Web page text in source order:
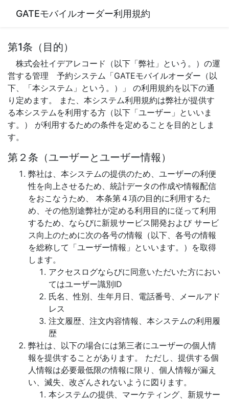
GATEモバイルオーダー利用規約
第1条（目的）
株式会社イデアレコード（以下「弊社」という。）の運
営する管理 予約システム「GATEモバイルオーダー（以
下、「本システム」という。）」 の利用規約を以下の通
り定めます。 また、本システム利用規約は弊社が提供す
る本システムを利用する方（以下「ユーザー」といいま
す。） が利用するための条件を定めることを目的としま
す。
第２条（ユーザーとユーザー情報）
弊社は、本システムの提供のため、ユーザーの利便
性を向上させるため、統計データの作成や情報配信
をおこなうため、 本条第４項の目的に利用するた
め、その他別途弊社が定める利用目的に従って利用
するため、ならびに新規サービス開発および サービ
ス向上のために次の各号の情報（以下、各号の情報
を総称して「ユーザー情報」といいます。）を取得
します。
アクセスログならびに同意いただいた方におい
てはユーザー識別ID
氏名、性別、生年月日、電話番号、メールアド
レス
注文履歴、注文内容情報、本システムの利用履
歴
弊社は、以下の場合には第三者にユーザーの個人情
報を提供することがあります。 ただし、提供する個
人情報は必要最低限の情報に限り、個人情報が漏え
い、滅失、改ざんされないように図ります。
本システムの提供、マーケティング、新規サー